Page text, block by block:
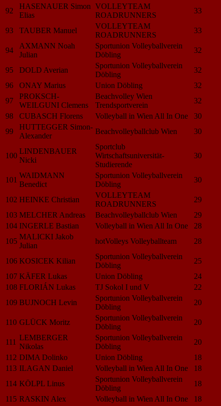
92
HASENAUER Simon
Elias
VOLLEYTEAM
ROADRUNNERS
33
93 TAUBER Manuel
VOLLEYTEAM
ROADRUNNERS
33
94
AXMANN Noah
Julian
Sportunion Volleyballverein
Döbling
32
95 DOLD Averian
Sportunion Volleyballverein
Döbling
32
96
ONAY Marius Union Döbling
32
97
PROKSCH-
WEILGUNI Clemens
Beachvolley Wien
Trendsportverein
32
98
CUBASCH Florens Volleyball in Wien All In One
30
99
HUTTEGGER Simon-
Alexander
Beachvolleyballclub Wien 30
100
LINDENBAUER
Nicki
Sportclub
Wirtschaftsuniversität-
Studierende
30
101
WAIDMANN
Benedict
Sportunion Volleyballverein
Döbling
30
102 HEINKE Christian
VOLLEYTEAM
ROADRUNNERS
29
103 MELCHER Andreas Beachvolleyballclub Wien
29
104 INGERLE Bastian Volleyball in Wien All In One
28
105
MALICKI Jakob
Julian
hotVolleys Volleyballteam 28
106 KOSICEK Kilian
Sportunion Volleyballverein
Döbling
25
107 KÄFER Lukas Union Döbling
24
108 FLORIÁN Lukas TJ Sokol I und V
22
109 BUJNOCH Levin
Sportunion Volleyballverein
Döbling
20
110 GLÜCK Moritz
Sportunion Volleyballverein
Döbling
20
111
LEMBERGER
Nikolas
Sportunion Volleyballverein
Döbling
20
112 DIMA Dolinko Union Döbling
18
113 ILAGAN Daniel Volleyball in Wien All In One
18
114 KÖLPL Linus
Sportunion Volleyballverein
Döbling
18
115 RASKIN Alex Volleyball in Wien All In One
18